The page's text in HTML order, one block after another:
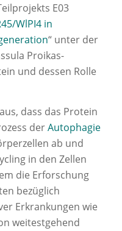
E03
WlPI4 in
“ unter der
Proikas-
und dessen Rolle
dass das Protein
derAutophagie
ab und
in den Zellen
die Erforschung
bezüglich
Erkrankungen wie
weitestgehend